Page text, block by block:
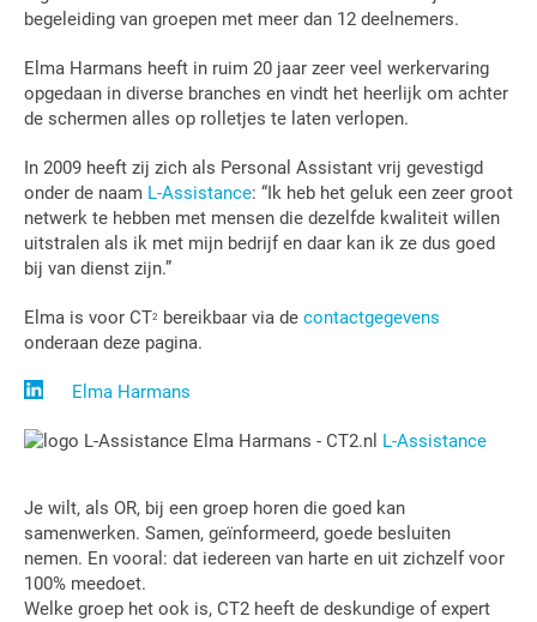
begeleiding van groepen met meer dan 12 deelnemers.
Elma Harmans heeft in ruim 20 jaar zeer veel werkervaring
opgedaan in diverse branches en vindt het heerlijk om achter
de schermen alles op rolletjes te laten verlopen.
In 2009 heeft zij zich als Personal Assistant vrij gevestigd
onder de naam L-Assistance: “Ik heb het geluk een zeer groot
netwerk te hebben met mensen die dezelfde kwaliteit willen
uitstralen als ik met mijn bedrijf en daar kan ik ze dus goed
bij van dienst zijn.”
Elma is voor CT2 bereikbaar via de contactgegevens
onderaan deze pagina.
Elma Harmans
L-Assistance
Je wilt, als OR, bij een groep horen die goed kan
samenwerken. Samen, geïnformeerd, goede besluiten
nemen. En vooral: dat iedereen van harte en uit zichzelf voor
100% meedoet.
Welke groep het ook is, CT2 heeft de deskundige of expert